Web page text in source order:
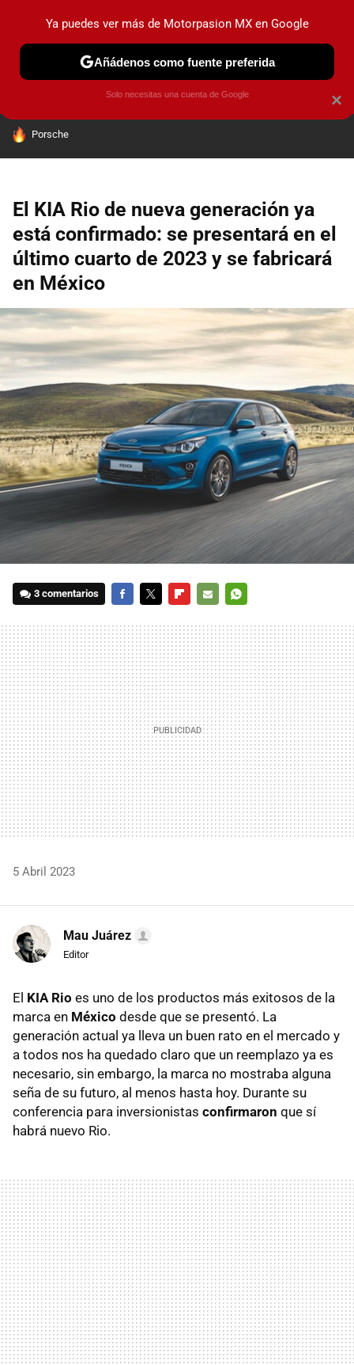
PRUEBAS INDUSTRIA HOY NO CIRCULA
HOY SE HABLA DE
Porsche
El KIA Rio de nueva generación ya
está confirmado: se presentará en el
último cuarto de 2023 y se fabricará
en México
3 comentarios
MAIL
5 Abril 2023
Mau Juárez
Editor
El KIA Rio es uno de los productos más exitosos de la
marca en México desde que se presentó. La
generación actual ya lleva un buen rato en el mercado y
a todos nos ha quedado claro que un reemplazo ya es
necesario, sin embargo, la marca no mostraba alguna
seña de su futuro, al menos hasta hoy. Durante su
conferencia para inversionistas confirmaron que sí
habrá nuevo Rio.
×
Ya puedes ver más de Motorpasion MX en Google
Añádenos como fuente preferida
Solo necesitas una cuenta de Google